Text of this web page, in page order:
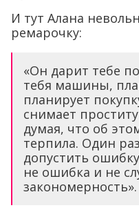
И тут Алана
ремарочку:
«Он дарит тебе
тебя машины,
планирует
снимает
думая, что об
терпила. Один
допустить
не ошибка и не
закономерность».